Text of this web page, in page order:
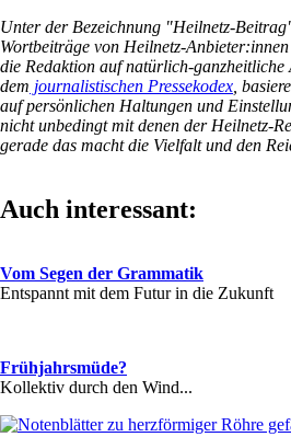
Unter der Bezeichnung "Heilnetz-
Wortbeiträge von Heilnetz-
die Redaktion auf natürlich-ganzheitliche
dem journalistischen Pressekodex ,
auf persönlichen Haltungen und
nicht unbedingt mit denen der Heilnetz-
gerade das macht die Vielfalt und den
Auch interessant:
Vom Segen der Grammatik
Entspannt mit dem Futur in die Zukunft
Frühjahrsmüde?
Kollektiv durch den Wind...